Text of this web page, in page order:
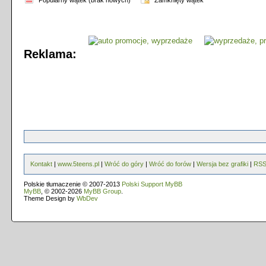
Reklama:
Kontakt | www.5teens.pl | Wróć do góry | Wróć do forów | Wersja bez grafiki | RSS
Polskie tłumaczenie © 2007-2013 Polski Support MyBB
MyBB , © 2002-2026 MyBB Group
Theme Design by WbDev